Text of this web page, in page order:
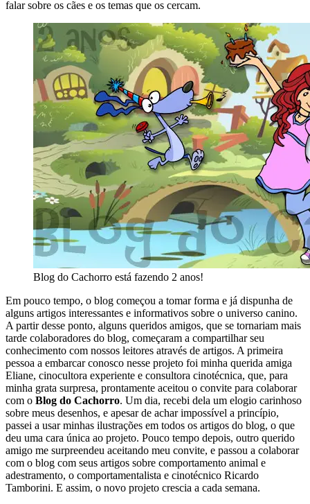
falar sobre os cães e os temas que os cercam.
Blog do Cachorro está fazendo 2 anos!
Em pouco tempo, o blog começou a tomar forma e já dispunha de
alguns artigos interessantes e informativos sobre o universo canino.
A partir desse ponto, alguns queridos amigos, que se tornariam mais
tarde colaboradores do blog, começaram a compartilhar seu
conhecimento com nossos leitores através de artigos. A primeira
pessoa a embarcar conosco nesse projeto foi minha querida amiga
Eliane, cinocultora experiente e consultora cinotécnica, que, para
minha grata surpresa, prontamente aceitou o convite para colaborar
com o Blog do Cachorro. Um dia, recebi dela um elogio carinhoso
sobre meus desenhos, e apesar de achar impossível a princípio,
passei a usar minhas ilustrações em todos os artigos do blog, o que
deu uma cara única ao projeto. Pouco tempo depois, outro querido
amigo me surpreendeu aceitando meu convite, e passou a colaborar
com o blog com seus artigos sobre comportamento animal e
adestramento, o comportamentalista e cinotécnico Ricardo
Tamborini. E assim, o novo projeto crescia a cada semana.